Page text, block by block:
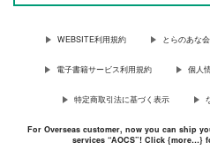
WEBSITE利用規約 とらのあな
電子書籍サービス利用規約 個人
特定商取引法に基づく表示
For Overseas customer, now you can ship
services “AOCS”! Click